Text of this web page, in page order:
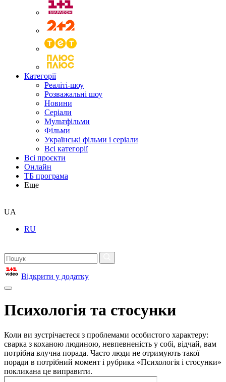
Категорії
Реаліті-шоу
Розважальні шоу
Новини
Серіали
Мультфільми
Фільми
Українські фільми і серіали
Всі категорії
Всі проєкти
Онлайн
ТБ програма
Еще
UA
RU
Відкрити у додатку
Психологія та стосунки
Коли ви зустрічаєтеся з проблемами особистого характеру:
сварка з коханою людиною, невпевненість у собі, відчай, вам
потрібна влучна порада. Часто люди не отримують такої
поради в потрібний момент і рубрика «Психологія і стосунки»
покликана це виправити.